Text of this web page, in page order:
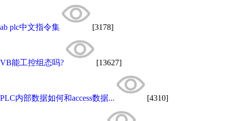
ab plc中文指令集 [3178]
VB能工控组态吗? [13627]
PLC内部数据如何和access数据... [4310]